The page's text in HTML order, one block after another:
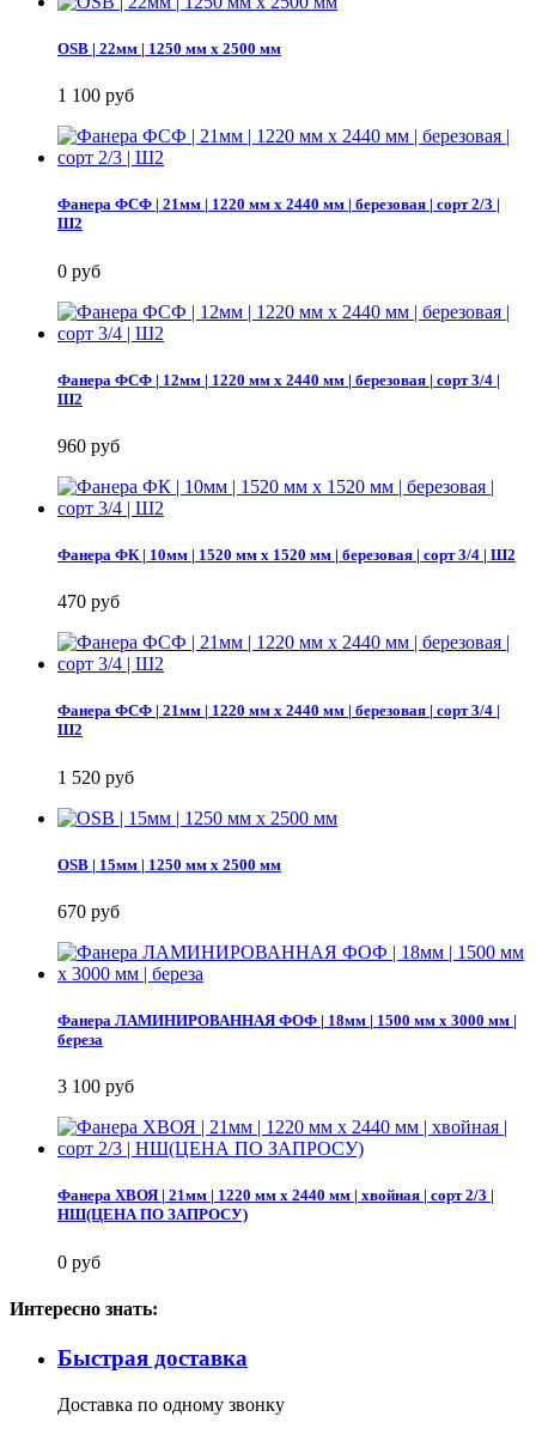
OSB | 22мм | 1250 мм х 2500 мм
1 100 руб
Фанера ФСФ | 21мм | 1220 мм х 2440 мм | березовая | сорт 2/3 |
Ш2
0 руб
Фанера ФСФ | 12мм | 1220 мм х 2440 мм | березовая | сорт 3/4 |
Ш2
960 руб
Фанера ФК | 10мм | 1520 мм х 1520 мм | березовая | сорт 3/4 | Ш2
470 руб
Фанера ФСФ | 21мм | 1220 мм х 2440 мм | березовая | сорт 3/4 |
Ш2
1 520 руб
OSB | 15мм | 1250 мм х 2500 мм
670 руб
Фанера ЛАМИНИРОВАННАЯ ФОФ | 18мм | 1500 мм х 3000 мм |
береза
3 100 руб
Фанера ХВОЯ | 21мм | 1220 мм х 2440 мм | хвойная | сорт 2/3 |
НШ(ЦЕНА ПО ЗАПРОСУ)
0 руб
Интересно знать:
Быстрая доставка
Доставка по одному звонку